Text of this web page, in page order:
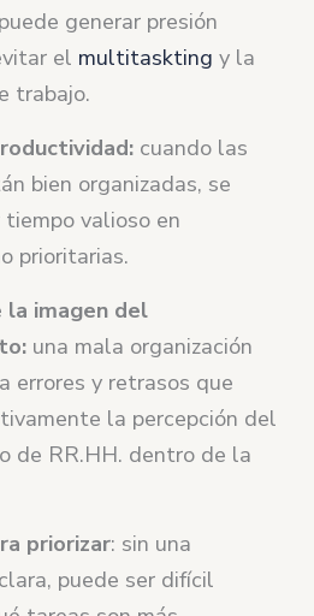
generar presión
el multitasktingy la
trabajo.
cuando las
bien organizadas, se
valioso en
prioritarias.
imagen del
una mala organización
errores y retrasos que
la percepción del
de RR.HH. dentro de la
priorizar: sin una
puede ser difícil